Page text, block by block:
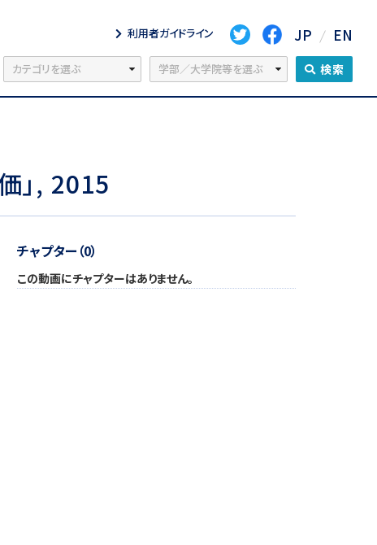
利用者ガイドライン JP EN
検索
」, 2015
チャプター（0）
この動画にチャプターはありません。